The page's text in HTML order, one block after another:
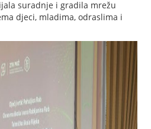
suradnje i gradila mrežu
djeci, mladima, odraslima i